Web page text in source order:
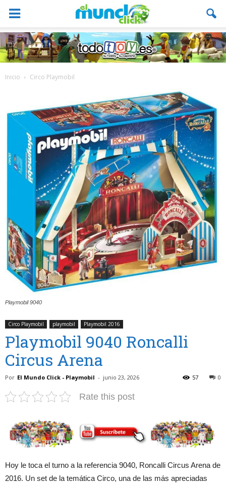
Inicio Circo Playmobil
Playmobil 9040
Circo Playmobil playmobil Playmobil 2016
Playmobil 9040 Roncalli
Circus Arena
Por El Mundo Click - Playmobil - junio 23, 2026 0
57
Rate this post
Hoy le toca el turno a la referencia 9040, Roncalli Circus Arena de
2016. Un set de la temática Circo, una de las más apreciadas